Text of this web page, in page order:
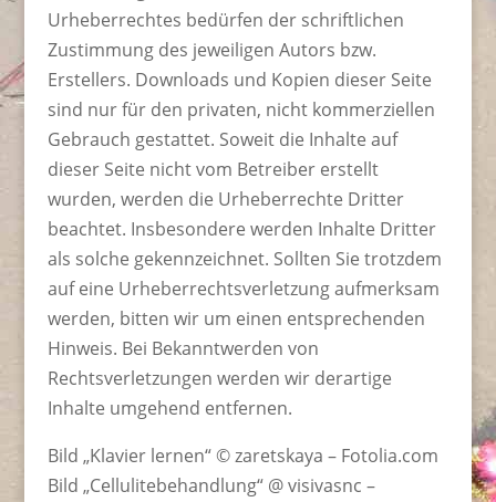
Urheberrechtes bedürfen der schriftlichen
Zustimmung des jeweiligen Autors bzw.
Erstellers. Downloads und Kopien dieser Seite
sind nur für den privaten, nicht kommerziellen
Gebrauch gestattet. Soweit die Inhalte auf
dieser Seite nicht vom Betreiber erstellt
wurden, werden die Urheberrechte Dritter
beachtet. Insbesondere werden Inhalte Dritter
als solche gekennzeichnet. Sollten Sie trotzdem
auf eine Urheberrechtsverletzung aufmerksam
werden, bitten wir um einen entsprechenden
Hinweis. Bei Bekanntwerden von
Rechtsverletzungen werden wir derartige
Inhalte umgehend entfernen.
Bild „Klavier lernen“ © zaretskaya – Fotolia.com
Bild „Cellulitebehandlung“ @ visivasnc –